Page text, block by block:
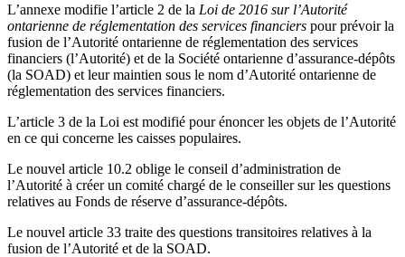
L’annexe modifie l’article 2 de la Loi de 2016 sur l’Autorité
ontarienne de réglementation des services financiers pour prévoir la
fusion de l’Autorité ontarienne de réglementation des services
financiers (l’Autorité) et de la Société ontarienne d’assurance-dépôts
(la SOAD) et leur maintien sous le nom d’Autorité ontarienne de
réglementation des services financiers.
L’article 3 de la Loi est modifié pour énoncer les objets de l’Autorité
en ce qui concerne les caisses populaires.
Le nouvel article 10.2 oblige le conseil d’administration de
l’Autorité à créer un comité chargé de le conseiller sur les questions
relatives au Fonds de réserve d’assurance-dépôts.
Le nouvel article 33 traite des questions transitoires relatives à la
fusion de l’Autorité et de la SOAD.